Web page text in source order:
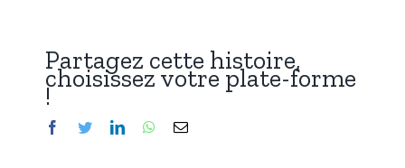
Partagez cette histoire,
choisissez votre plate-forme
!
Facebook
TwitterLinkedInWhatsApp
Email